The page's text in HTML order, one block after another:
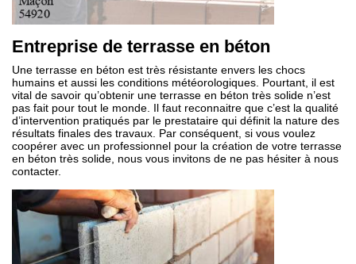
Entreprise de terrasse en béton
Une terrasse en béton est très résistante envers les chocs
humains et aussi les conditions météorologiques. Pourtant, il est
vital de savoir qu’obtenir une terrasse en béton très solide n’est
pas fait pour tout le monde. Il faut reconnaitre que c’est la qualité
d’intervention pratiqués par le prestataire qui définit la nature des
résultats finales des travaux. Par conséquent, si vous voulez
coopérer avec un professionnel pour la création de votre terrasse
en béton très solide, nous vous invitons de ne pas hésiter à nous
contacter.